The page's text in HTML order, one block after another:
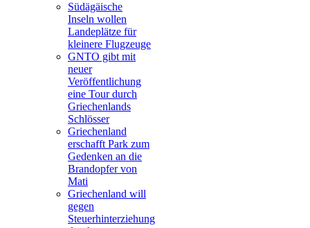
Südägäische
Inseln wollen
Landeplätze für
kleinere Flugzeuge
GNTO gibt mit
neuer
Veröffentlichung
eine Tour durch
Griechenlands
Schlösser
Griechenland
erschafft Park zum
Gedenken an die
Brandopfer von
Mati
Griechenland will
gegen
Steuerhinterziehung